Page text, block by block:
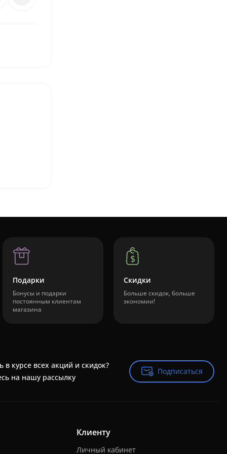
Подарки
Бонусы и подарки
постоянным клиентам
магазина
Скидки
Больше скидок, больше
экономии!
в курсе всех акций и скидок?
на нашу рассылку
Подписаться
Подписаться
Клиенту
Личный кабинет